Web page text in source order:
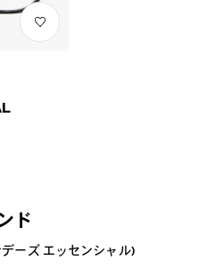
ド
デーズ エッセンシャル)